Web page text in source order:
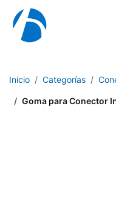
Ir al contenido
Inicio Categorías
Goma para Conector